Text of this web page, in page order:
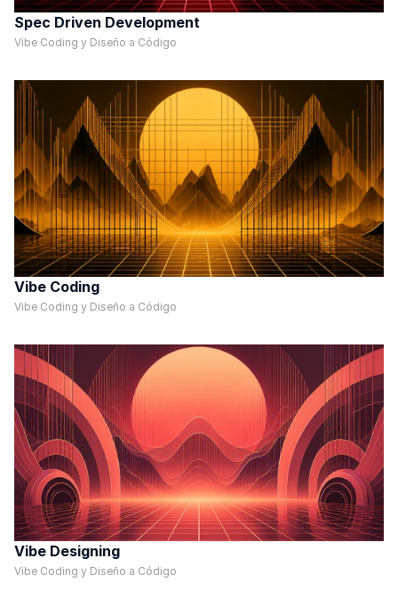
Spec Driven Development
Vibe Coding y Diseño a Código
Vibe Coding
Vibe Coding y Diseño a Código
Vibe Designing
Vibe Coding y Diseño a Código